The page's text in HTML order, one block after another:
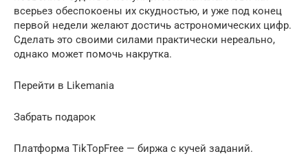
всерьез обеспокоены их скудностью, и уже под конец
первой недели желают достичь астрономических цифр.
Сделать это своими силами практически нереально,
однако может помочь накрутка.
Перейти в Likemania
Забрать подарок
Платформа TikTopFree — биржа с кучей заданий.